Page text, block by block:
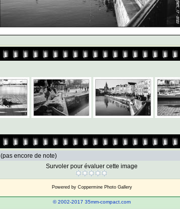
(pas encore de note)
Survoler pour évaluer cette image
Powered by Coppermine Photo Gallery
© 2002-2017 35mm-compact.com